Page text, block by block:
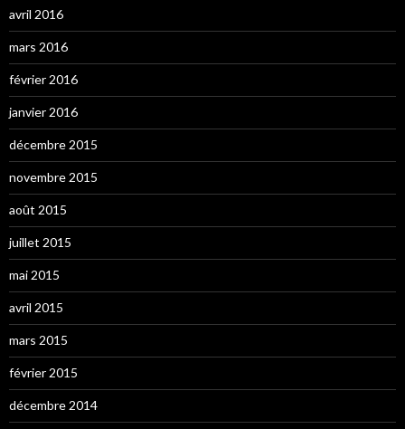
avril 2016
mars 2016
février 2016
janvier 2016
décembre 2015
novembre 2015
août 2015
juillet 2015
mai 2015
avril 2015
mars 2015
février 2015
décembre 2014